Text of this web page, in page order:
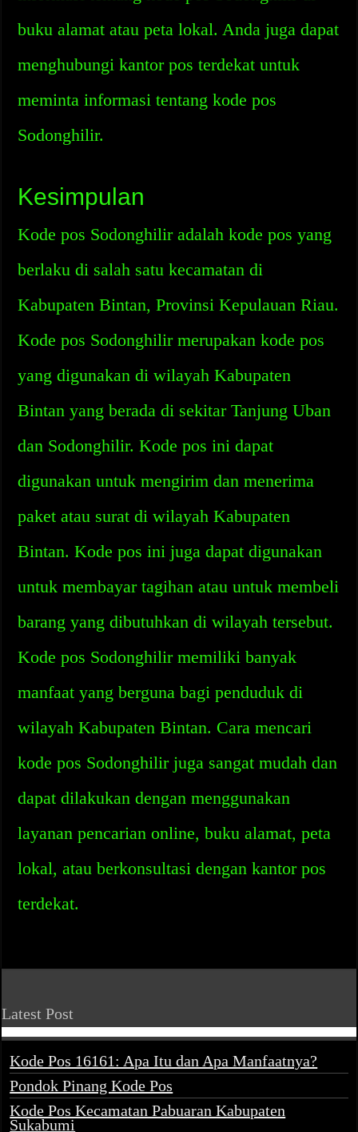
buku alamat atau peta lokal. Anda juga dapat
menghubungi kantor pos terdekat untuk
meminta informasi tentang kode pos
Sodonghilir.
Kesimpulan
Kode pos Sodonghilir adalah kode pos yang
berlaku di salah satu kecamatan di
Kabupaten Bintan, Provinsi Kepulauan Riau.
Kode pos Sodonghilir merupakan kode pos
yang digunakan di wilayah Kabupaten
Bintan yang berada di sekitar Tanjung Uban
dan Sodonghilir. Kode pos ini dapat
digunakan untuk mengirim dan menerima
paket atau surat di wilayah Kabupaten
Bintan. Kode pos ini juga dapat digunakan
untuk membayar tagihan atau untuk membeli
barang yang dibutuhkan di wilayah tersebut.
Kode pos Sodonghilir memiliki banyak
manfaat yang berguna bagi penduduk di
wilayah Kabupaten Bintan. Cara mencari
kode pos Sodonghilir juga sangat mudah dan
dapat dilakukan dengan menggunakan
layanan pencarian online, buku alamat, peta
lokal, atau berkonsultasi dengan kantor pos
terdekat.
Latest Post
Kode Pos 16161: Apa Itu dan Apa Manfaatnya?
Pondok Pinang Kode Pos
Kode Pos Kecamatan Pabuaran Kabupaten
Sukabumi